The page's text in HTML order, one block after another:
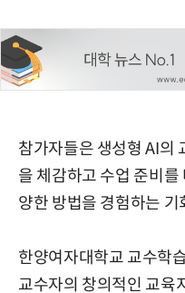
참가자들은 생성형 AI의
을 체감하고 수업 준비
양한 방법을 경험하는 기
한양여자대학교 교수학
교수자의 창의적인 교육